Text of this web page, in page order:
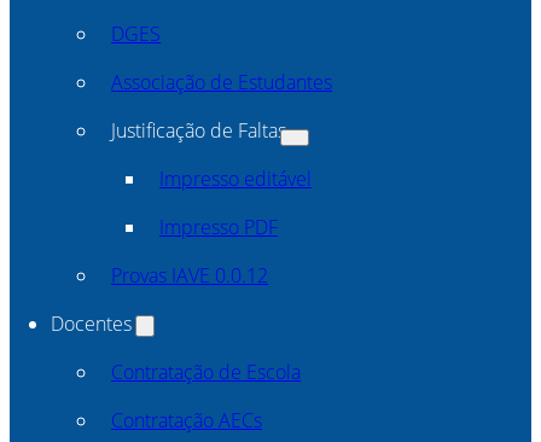
DGES
Associação de Estudantes
Justificação de Faltas
Impresso editável
Impresso PDF
Provas IAVE 0.0.12
Docentes
Contratação de Escola
Contratação AECs